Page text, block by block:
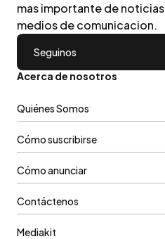
mas importante de
medios de comunicacion.
Seguinos
Acerca de nosotros
Quiénes Somos
Cómo suscribirse
Cómo anunciar
Contáctenos
Mediakit